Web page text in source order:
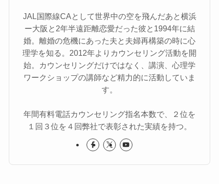
JAL国際線CAとして世界中の空を飛んだあと横浜
ー大阪と2年半遠距離恋愛だった彼と1994年に結
婚。離婚の危機にあった夫と夫婦再構築の時に心
理学を知る。2012年よりカウンセリング活動を開
始。カウンセリングだけではなく、講演、心理学
ワークショップの講師など精力的に活動していま
す。
年間有料電話カウンセリング指名本数で、２位を
１回３位を４回弊社で表彰された実績を持つ。